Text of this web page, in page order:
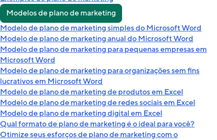
Modelos de plano de marketing
Modelo de plano de marketing simples do Microsoft Word
Modelo de plano de marketing anual do Microsoft Word
Modelo de plano de marketing para pequenas empresas em
Microsoft Word
Modelo de plano de marketing para organizações sem fins
lucrativos em Microsoft Word
Modelo de plano de marketing de produtos em Excel
Modelo de plano de marketing de redes sociais em Excel
Modelo de plano de marketing digital em Excel
Qual formato de plano de marketing é o ideal para você?
Otimize seus esforços de plano de marketing com o